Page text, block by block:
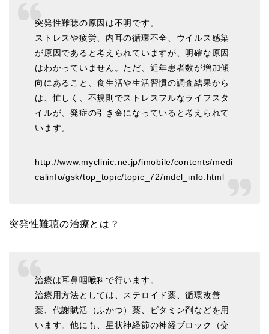
突発性難聴の原因は不明です。
ストレスや疲労、内耳の循環不全、ウイルス感染
が原因であると考えられていますが、明確な原因
はわかっていません。ただ、近年患者数が増加傾
向にあること、食生活や生活習慣の調査結果から
は、忙しく、不規則でストレスフルなライフスタ
イルが、発症の引き金になっていると考えられて
います。
http://www.myclinic.ne.jp/imobile/contents/medi
calinfo/gsk/top_topic/topic_72/mdcl_info.html
突発性難聴の治療とは？
治療は耳鼻咽喉科で行います。
治療用方法としては、ステロイド薬、循環改善
薬、代謝賦活（ふかつ）薬、ビタミン剤などを用
います。他にも、星状神経節の神経ブロック（交